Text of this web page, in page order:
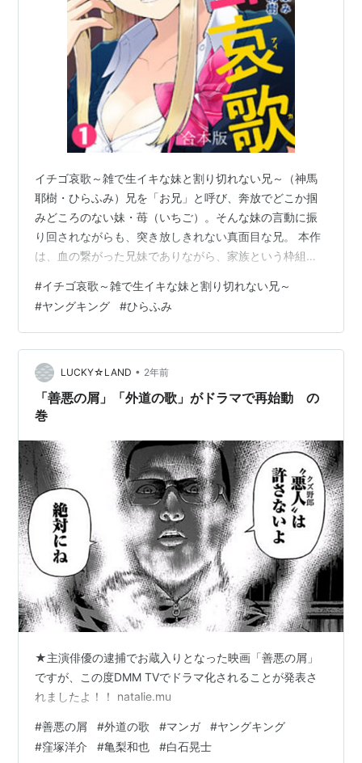
イチゴ哀歌～雑で生イキな妹と割り切れない兄～（神馬
耶樹・ひらふみ）兄を「お兄」と呼び、奔放でどこか掴
みどころのない妹・苺（いちご）。そんな妹の言動に振
り回されながらも、突き放しきれない真面目な兄。 本作
は、血の繋がった兄妹でありながら、家族という枠組み
細かつ官能的なタッチで描いた物語です。
#イチゴ哀歌～雑で生イキな妹と割り切れない兄～
#ヤングキング #ひらふみ
LUCKY☆LAND • 2年前
「善悪の屑」「外道の歌」がドラマで再始動 の
巻
★主演俳優の逮捕でお蔵入りとなった映画「善悪の屑」
ですが、この度DMM TVでドラマ化されることが発表さ
れましたよ！！ natalie.mu
#善悪の屑 #外道の歌 #マンガ #ヤングキング
#窪塚洋介 #亀梨和也 #白石晃士